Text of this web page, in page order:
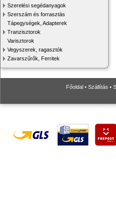
Szerelési segédanyagok
Szerszám és forrasztás
Tápegységek, Adapterek
Tranzisztorok
Varisztorok
Vegyszerek, ragasztók
Zavarszűrők, Ferritek
Főoldal • Szállítás •